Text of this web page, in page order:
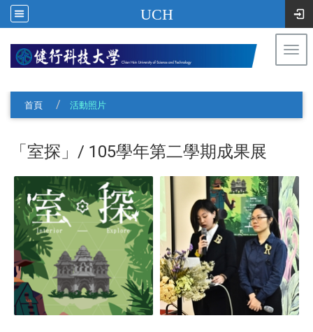
UCH
首頁
活動照片
「室探」/ 105學年第二學期成果展